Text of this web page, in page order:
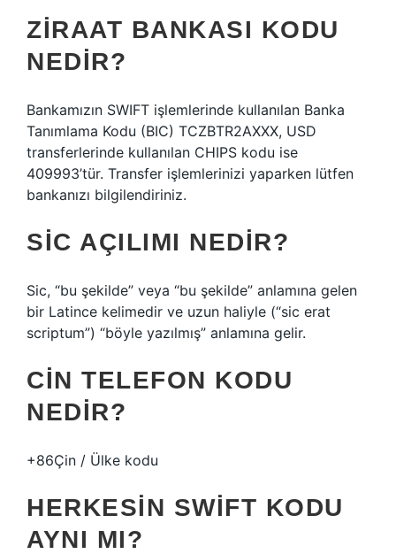
ZIRAAT BANKASI KODU
NEDIR?
Bankamızın SWIFT işlemlerinde kullanılan Banka
Tanımlama Kodu (BIC) TCZBTR2AXXX, USD
transferlerinde kullanılan CHIPS kodu ise
409993’tür. Transfer işlemlerinizi yaparken lütfen
bankanızı bilgilendiriniz.
SIC AÇILIMI NEDIR?
Sic, “bu şekilde” veya “bu şekilde” anlamına gelen
bir Latince kelimedir ve uzun haliyle (“sic erat
scriptum”) “böyle yazılmış” anlamına gelir.
CIN TELEFON KODU
NEDIR?
+86Çin / Ülke kodu
HERKESIN SWIFT KODU
AYNI MI?